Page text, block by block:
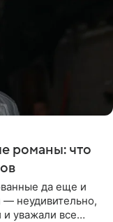
романы: что
да еще и
неудивительно,
и уважали все